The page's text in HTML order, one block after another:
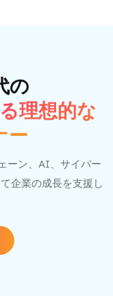
の
理想的な
ー
ーン、AI、サイバー
企業の成長を支援し